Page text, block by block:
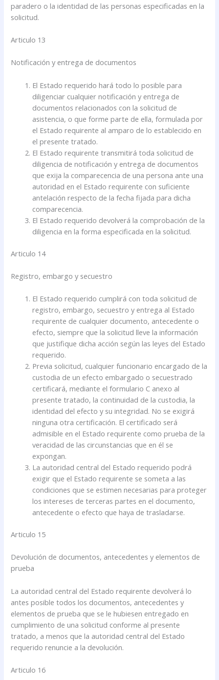
paradero o la identidad de las personas especificadas en la
solicitud.
Articulo 13
Notificación y entrega de documentos
El Estado requerido hará todo lo posible para
diligenciar cualquier notificación y entrega de
documentos relacionados con la solicitud de
asistencia, o que forme parte de ella, formulada por
el Estado requirente al amparo de lo establecido en
el presente tratado.
El Estado requirente transmitirá toda solicitud de
diligencia de notificación y entrega de documentos
que exija la comparecencia de una persona ante una
autoridad en el Estado requirente con suficiente
antelación respecto de la fecha fijada para dicha
comparecencia.
El Estado requerido devolverá la comprobación de la
diligencia en la forma especificada en la solicitud.
Articulo 14
Registro, embargo y secuestro
El Estado requerido cumplirá con toda solicitud de
registro, embargo, secuestro y entrega al Estado
requirente de cualquier documento, antecedente o
efecto, siempre que la solicitud lleve la información
que justifique dicha acción según las leyes del Estado
requerido.
Previa solicitud, cualquier funcionario encargado de la
custodia de un efecto embargado o secuestrado
certificará, mediante el formulario C anexo al
presente tratado, la continuidad de la custodia, la
identidad del efecto y su integridad. No se exigirá
ninguna otra certificación. El certificado será
admisible en el Estado requirente como prueba de la
veracidad de las circunstancias que en él se
expongan.
La autoridad central del Estado requerido podrá
exigir que el Estado requirente se someta a las
condiciones que se estimen necesarias para proteger
los intereses de terceras partes en el documento,
antecedente o efecto que haya de trasladarse.
Articulo 15
Devolución de documentos, antecedentes y elementos de
prueba
La autoridad central del Estado requirente devolverá lo
antes posible todos los documentos, antecedentes y
elementos de prueba que se le hubiesen entregado en
cumplimiento de una solicitud conforme al presente
tratado, a menos que la autoridad central del Estado
requerido renuncie a la devolución.
Articulo 16